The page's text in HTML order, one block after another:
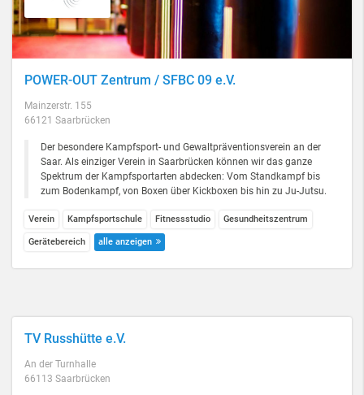
POWER-OUT Zentrum / SFBC 09 e.V.
Mainzerstr. 155
66121 Saarbrücken
Der besondere Kampfsport- und Gewaltpräventionsverein an der
Saar. Als einziger Verein in Saarbrücken können wir das ganze
Spektrum der Kampfsportarten abdecken: Vom Standkampf bis
zum Bodenkampf, von Boxen über Kickboxen bis hin zu Ju-Jutsu.
Verein Kampfsportschule Fitnessstudio Gesundheitszentrum
Gerätebereich alle anzeigen
TV Russhütte e.V.
An der Turnhalle
66113 Saarbrücken